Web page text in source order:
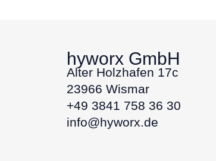
hyworx GmbH
Alter Holzhafen 17c
23966 Wismar
+49 3841 758 36 30
info@hyworx.de